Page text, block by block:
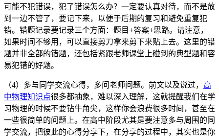
可能不犯错误，犯了错误怎么办？一定要认真对待，而不是放
到一边不管了，要记下来，以便于后期的复习和避免重复犯
错。错题记录要记录三个方面：题目+答案+思路。请注意，
如果时间不够用，可以直接剪刀拿来剪下来贴上去。这里的错
题并非全部的错题，还包括紧跟老师课堂上碰到的典型题和容
易犯错的好题。
（4）多与同学交流心得，多问老师问题。前文以及说过， 高
中物理知识点很多都抽象，难以深入理解，这就提醒我们在学
习物理的时候不要钻牛角尖，这样你会浪费很多时间，甚至在
一些很简单的问题上。在高中阶段尤其是要注意多与周围的同
学交流，把彼此的心得分享下，在分享的过程中，其实也是你